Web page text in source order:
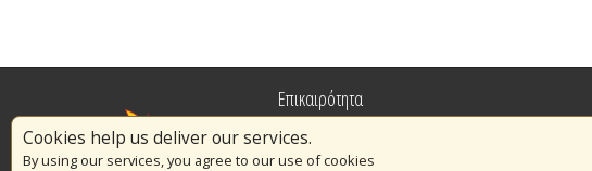
Cookies help us deliver our services.
By using our services, you agree to our use of cookies
Επικαιρότητα
Πυρασφάλεια